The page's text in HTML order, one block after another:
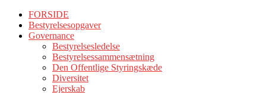
FORSIDE
Bestyrelsesopgaver
Governance
Bestyrelsesledelse
Bestyrelsessammensætning
Den Offentlige Styringskæde
Diversitet
Ejerskab